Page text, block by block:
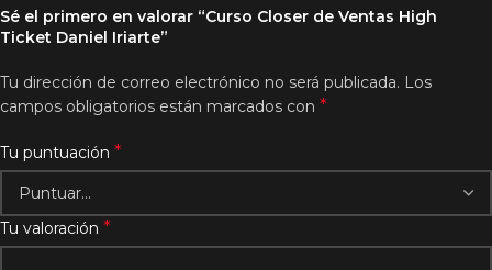
Sé el primero en valorar “Curso Closer de Ventas High
Ticket Daniel Iriarte”
Tu dirección de correo electrónico no será publicada. Los
campos obligatorios están marcados con *
Tu puntuación *
Tu valoración *